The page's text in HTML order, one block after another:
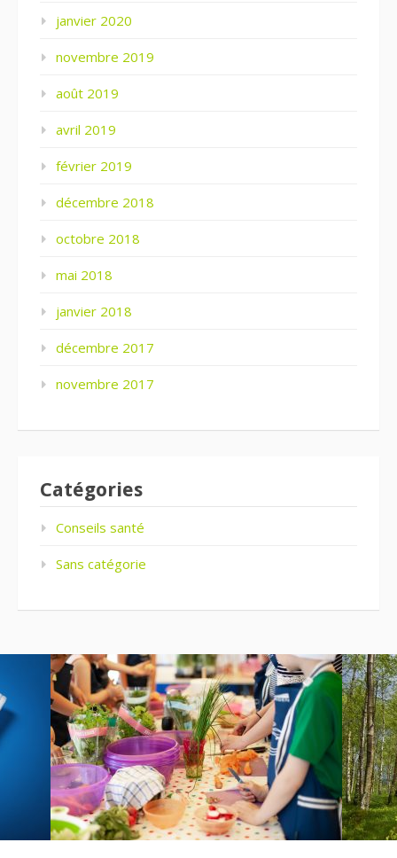
janvier 2020
novembre 2019
août 2019
avril 2019
février 2019
décembre 2018
octobre 2018
mai 2018
janvier 2018
décembre 2017
novembre 2017
Catégories
Conseils santé
Sans catégorie